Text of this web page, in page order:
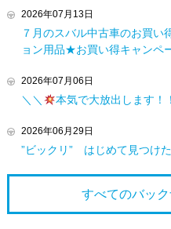
2026年07月13日
７月のスバル中古車のお買
ョン用品★お買い得キャンペ
2026年07月06日
＼＼ 本気で大放出します！
2026年06月29日
”ビックリ” はじめて見つけ
すべてのバッ